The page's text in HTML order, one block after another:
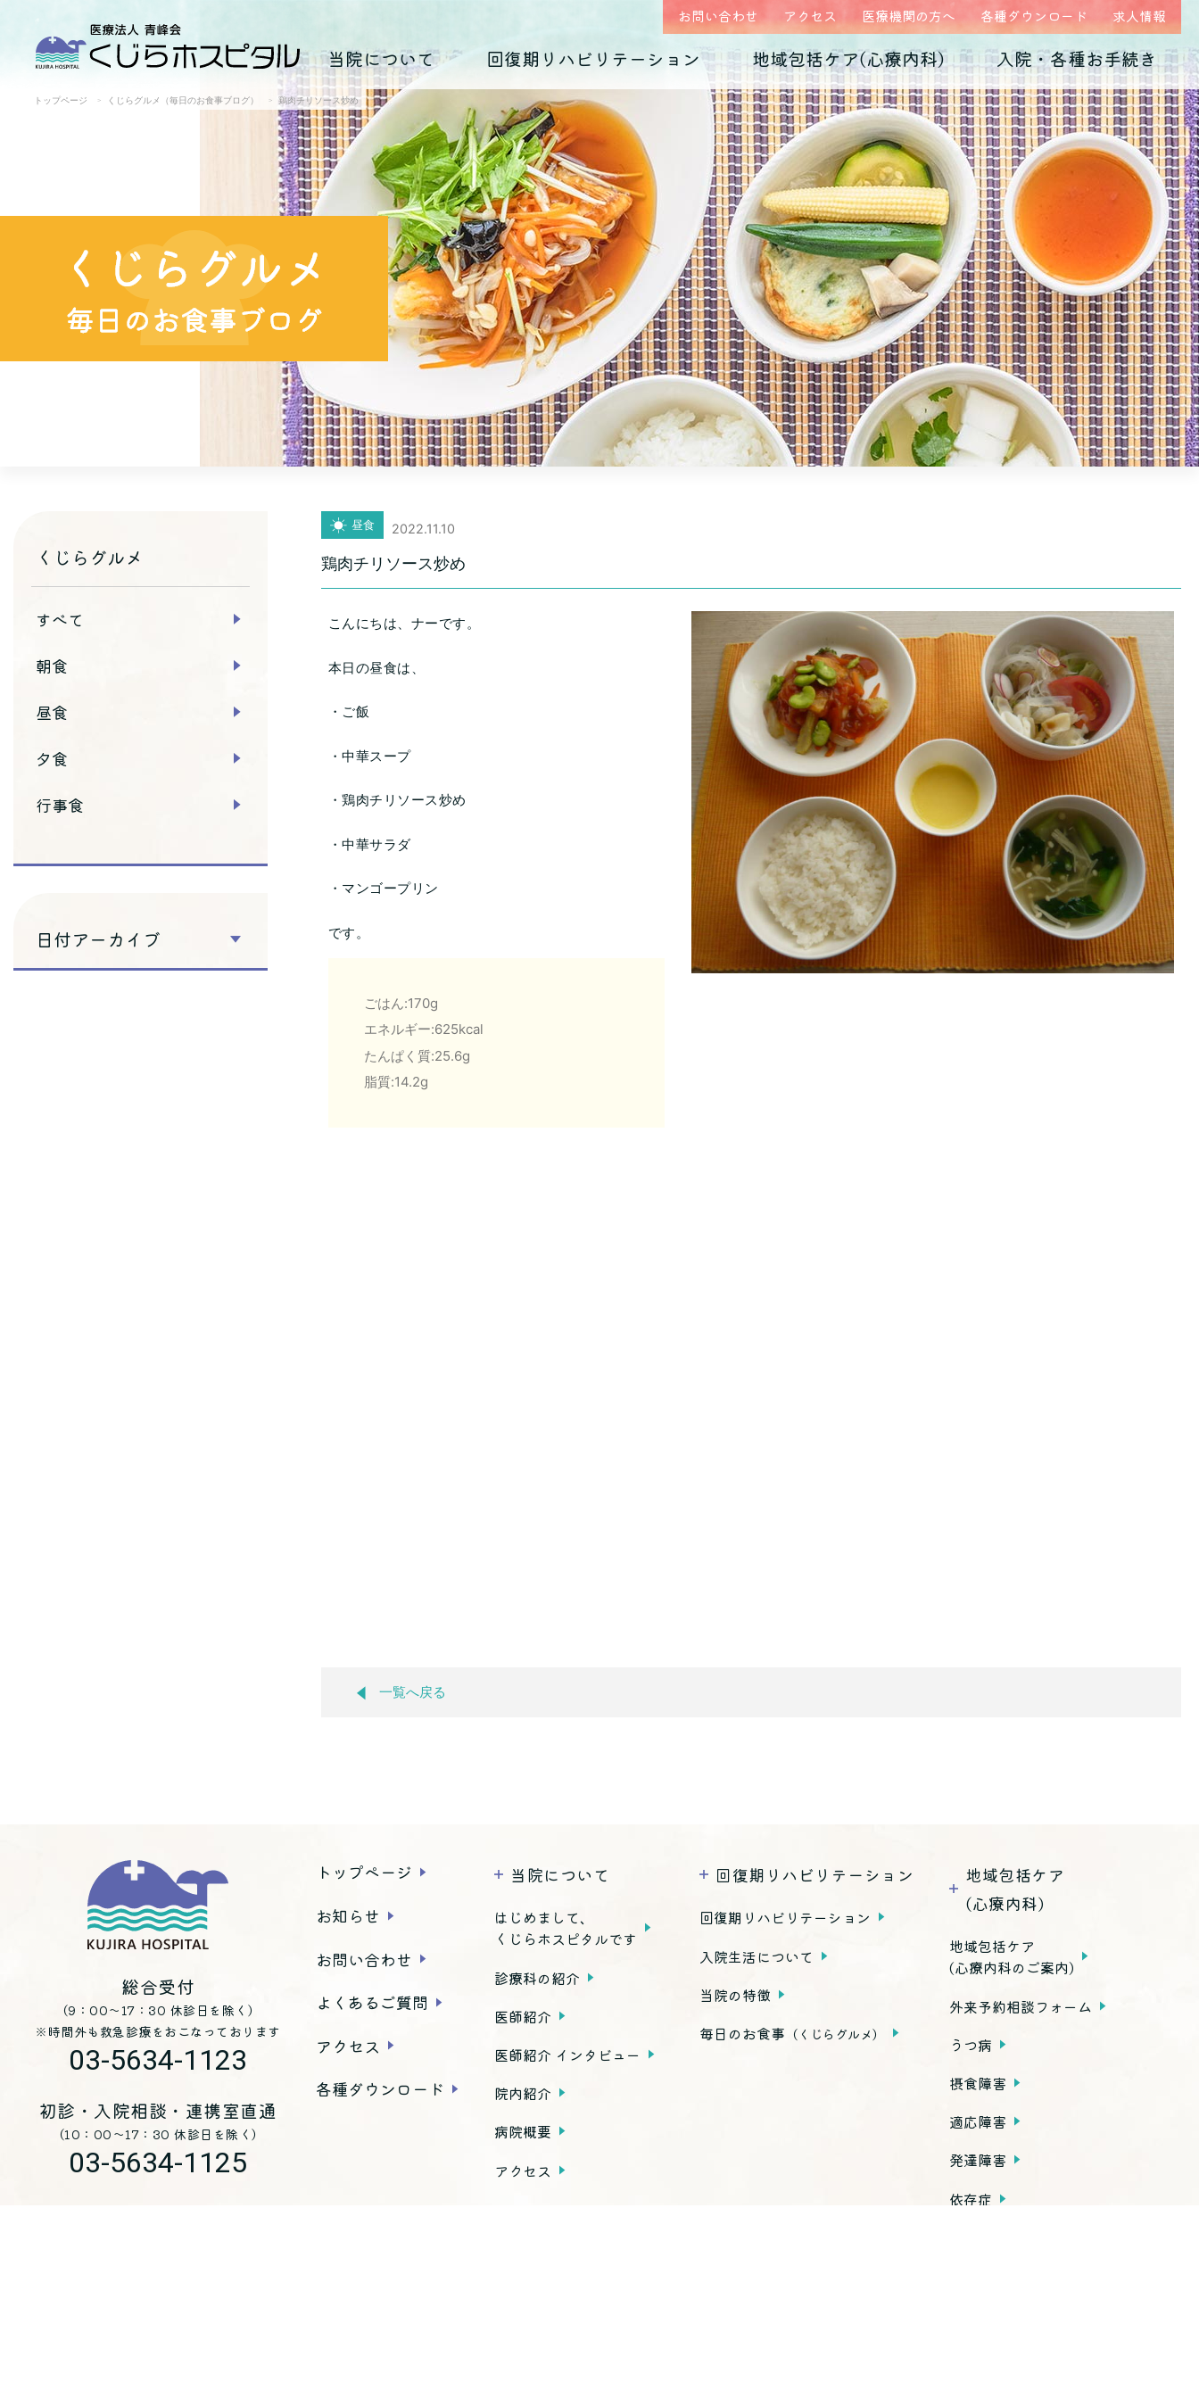
お問い合わせ アクセス 医療機関の方へ 各種ダウンロード 求人情報
当院について 回復期リハビリテーション 地域包括ケア(心療内科) 入院・各種お手続き
はじめまして、
くじらホスピタルです
診療科の紹介 医師紹介
医師紹介 インタビュー 院内紹介
病院概要
アクセス
回復期リハビリテーション 入院生活について
当院の特徴
毎日のお食事（くじらグルメ）
地域包括ケア(心療内科)のご案内 外来予約相談フォーム
うつ病
摂食障害
適応障害
発達障害
依存症
子育て不安・虐待
思春期の問題
老年期の問題 高次脳機能障害
入院のご案内 各種ダウンロード 診断書・証明書
トップページ くじらグルメ（毎日のお食事ブログ） 鶏肉チリソース炒め
昼食 2022.11.10
鶏肉チリソース炒め
こんにちは、ナーです。
本日の昼食は、
・ご飯
・中華スープ
・鶏肉チリソース炒め
・中華サラダ
・マンゴープリン
です。
ごはん:170g
エネルギー:625kcal
たんぱく質:25.6g
脂質:14.2g
一覧へ戻る
くじらグルメ
すべて
朝食
昼食
夕食
行事食
日付アーカイブ
総合受付
（9：00～17：30 休診日を除く）
※時間外も救急診療をおこなっております
03-5634-1123
初診・入院相談・連携室直通
（10：00～17：30 休診日を除く）
03-5634-1125
トップページ
お知らせ
お問い合わせ
よくあるご質問
アクセス
各種ダウンロード
当院について
はじめまして、
くじらホスピタルです
診療科の紹介
医師紹介
医師紹介 インタビュー
院内紹介
病院概要
アクセス
回復期リハビリテーション
回復期リハビリテーション
入院生活について
当院の特徴
毎日のお食事 （くじらグルメ）
地域包括ケア
(心療内科)
地域包括ケア
(心療内科のご案内)
外来予約相談フォーム
うつ病
摂食障害
適応障害
発達障害
依存症